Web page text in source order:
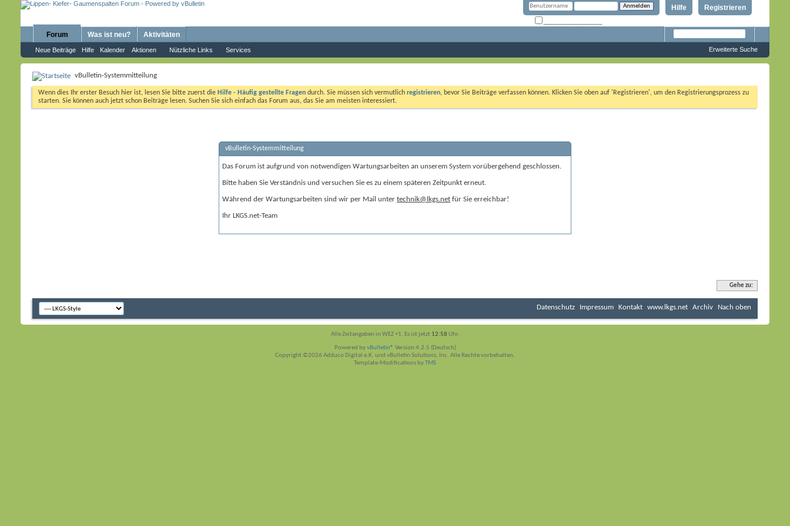
Registrieren
Hilfe
Forum
Neue Beiträge Hilfe Kalender Aktionen Nützliche Links Services
Was ist neu? Aktivitäten
Erweiterte Suche
vBulletin-Systemmitteilung
Wenn dies Ihr erster Besuch hier ist, lesen Sie bitte zuerst die Hilfe - Häufig gestellte Fragen durch. Sie müssen sich vermutlich registrieren, bevor Sie Beiträge verfassen können. Klicken Sie oben auf 'Registrieren', um den Registrierungsprozess zu
starten. Sie können auch jetzt schon Beiträge lesen. Suchen Sie sich einfach das Forum aus, das Sie am meisten interessiert.
vBulletin-Systemmitteilung
Das Forum ist aufgrund von notwendigen Wartungsarbeiten an unserem System vorübergehend geschlossen.
Bitte haben Sie Verständnis und versuchen Sie es zu einem späteren Zeitpunkt erneut.
Während der Wartungsarbeiten sind wir per Mail unter technik@lkgs.net für Sie erreichbar!
Ihr LKGS.net-Team
Gehe zu:
Datenschutz Impressum Kontakt www.lkgs.net Archiv Nach oben
Alle Zeitangaben in WEZ +1. Es ist jetzt 12:58 Uhr.
Powered byvBulletin® Version 4.2.5 (Deutsch)
Copyright ©2026 Adduco Digital e.K. und vBulletin Solutions, Inc. Alle Rechte vorbehalten.
Template-Modifications byTMS